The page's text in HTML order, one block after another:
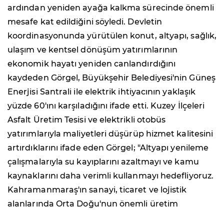
ardından yeniden ayağa kalkma sürecinde önemli
mesafe kat edildiğini söyledi. Devletin
koordinasyonunda yürütülen konut, altyapı, sağlık,
ulaşım ve kentsel dönüşüm yatırımlarının
ekonomik hayatı yeniden canlandırdığını
kaydeden Görgel, Büyükşehir Belediyesi'nin Güneş
Enerjisi Santrali ile elektrik ihtiyacının yaklaşık
yüzde 60'ını karşıladığını ifade etti. Kuzey İlçeleri
Asfalt Üretim Tesisi ve elektrikli otobüs
yatırımlarıyla maliyetleri düşürüp hizmet kalitesini
artırdıklarını ifade eden Görgel; "Altyapı yenileme
çalışmalarıyla su kayıplarını azaltmayı ve kamu
kaynaklarını daha verimli kullanmayı hedefliyoruz.
Kahramanmaraş'ın sanayi, ticaret ve lojistik
alanlarında Orta Doğu'nun önemli üretim